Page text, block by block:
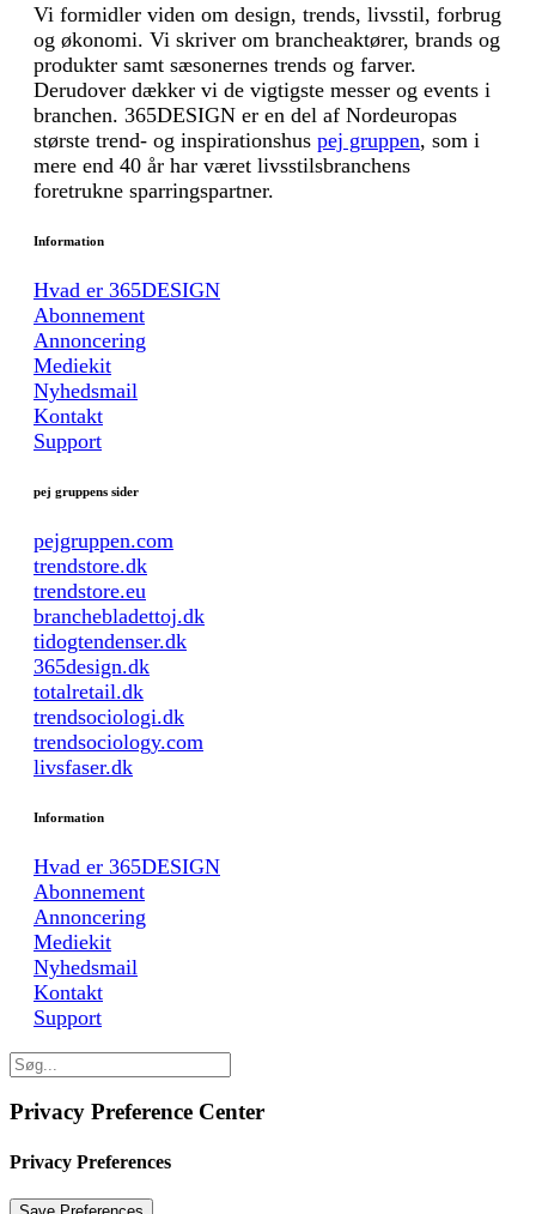
Vi formidler viden om design, trends, livsstil, forbrug
og økonomi. Vi skriver om brancheaktører, brands og
produkter samt sæsonernes trends og farver.
Derudover dækker vi de vigtigste messer og events i
branchen. 365DESIGN er en del af Nordeuropas
største trend- og inspirationshus pej gruppen, som i
mere end 40 år har været livsstilsbranchens
foretrukne sparringspartner.
Information
Hvad er 365DESIGN
Abonnement
Annoncering
Mediekit
Nyhedsmail
Kontakt
Support
pej gruppens sider
pejgruppen.com
trendstore.dk
trendstore.eu
branchebladettoj.dk
tidogtendenser.dk
365design.dk
totalretail.dk
trendsociologi.dk
trendsociology.com
livsfaser.dk
Information
Hvad er 365DESIGN
Abonnement
Annoncering
Mediekit
Nyhedsmail
Kontakt
Support
Privacy Preference Center
Privacy Preferences